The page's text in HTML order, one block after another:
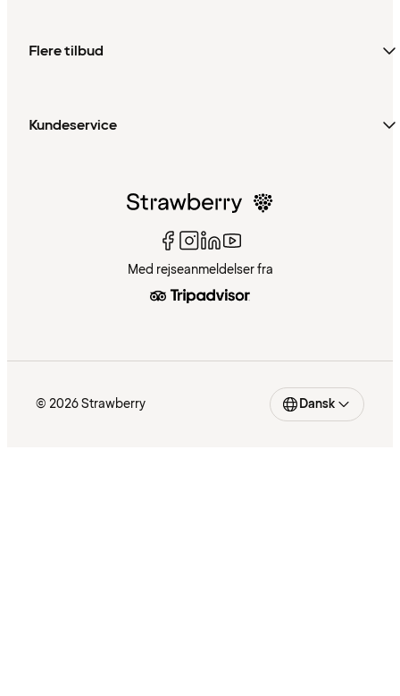
Flere tilbud
Kundeservice
Med rejseanmeldelser fra
© 2026 Strawberry Dansk